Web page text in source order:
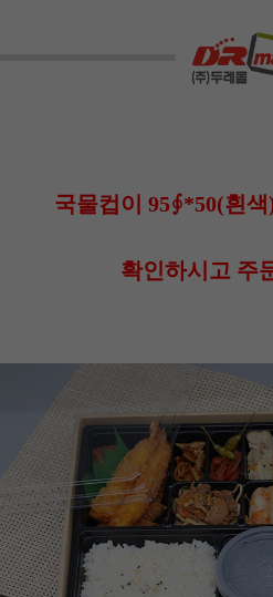
국물컵이 95∮*50(흰
확인하시고 주